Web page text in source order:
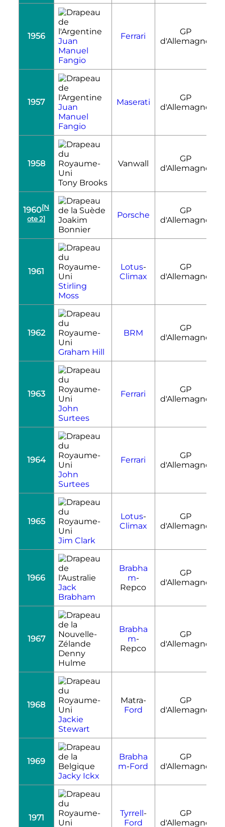
1956
Juan
Manuel
Fangio
Ferrari
GP
d'Allemagne
1957
Juan
Manuel
Fangio
Maserati
GP
d'Allemagne
1958
Tony Brooks
Vanwall
GP
d'Allemagne
1960[N
ote 2]
Joakim
Bonnier
Porsche
GP
d'Allemagne
1961
Stirling
Moss
Lotus-
Climax
GP
d'Allemagne
1962
Graham Hill
BRM
GP
d'Allemagne
1963
John
Surtees
Ferrari
GP
d'Allemagne
1964
John
Surtees
Ferrari
GP
d'Allemagne
1965
Jim Clark
Lotus-
Climax
GP
d'Allemagne
1966
Jack
Brabham
Brabha
m-
Repco
GP
d'Allemagne
1967
Denny
Hulme
Brabha
m-
Repco
GP
d'Allemagne
1968
Jackie
Stewart
Matra-
Ford
GP
d'Allemagne
1969
Jacky Ickx
Brabha
m-Ford
GP
d'Allemagne
1971 Tyrrell-
Ford
GP
d'Allemagne